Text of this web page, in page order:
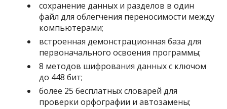
сохранение данных и разделов в один
файл для облегчения переносимости между
компьютерами;
встроенная демонстрационная база для
первоначального освоения программы;
8 методов шифрования данных с ключом
до 448 бит;
более 25 бесплатных словарей для
проверки орфографии и автозамены;